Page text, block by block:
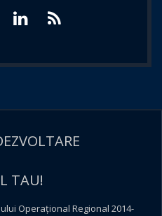
TAU!
Operațional Regional 2014-